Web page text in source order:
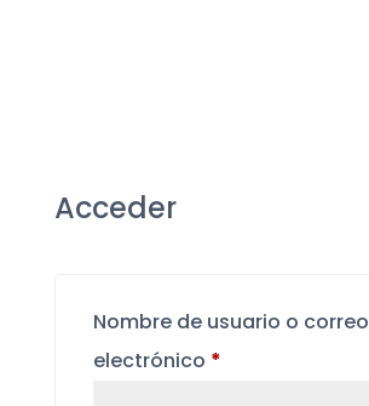
Acceder
Nombre de usuario o correo
electrónico *